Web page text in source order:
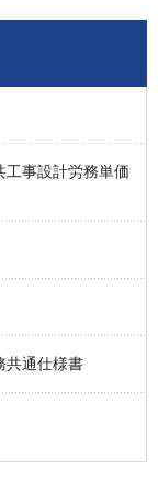
工事設計労務単価
共通仕様書